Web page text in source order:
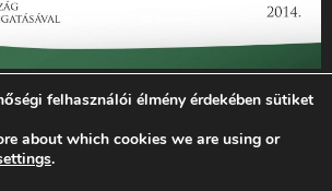
hetilap 2014. évi működésének
KCP-14-P-0121 sz. támogatási
3 000 000 Ft összegben támogatta az
Erőforrások Minisztériuma.”
felhasználói élmény érdekében sütiket
about which cookies we are using or
.